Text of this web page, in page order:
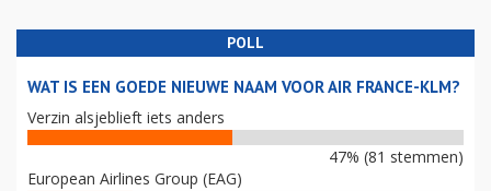
POLL
WAT IS EEN GOEDE NIEUWE NAAM VOOR AIR FRANCE-KLM?
Verzin alsjeblieft iets anders
47% (81 stemmen)
European Airlines Group (EAG)